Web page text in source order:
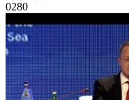
0280